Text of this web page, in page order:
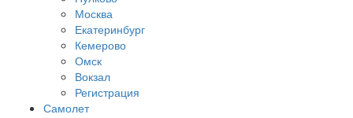
Москва
Екатеринбург
Кемерово
Омск
Вокзал
Регистрация
Самолет